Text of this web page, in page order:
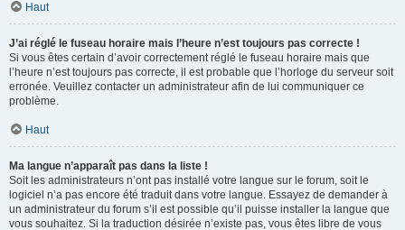
Haut
J’ai réglé le fuseau horaire mais l’heure n’est toujours pas correcte !
Si vous êtes certain d’avoir correctement réglé le fuseau horaire mais que
l’heure n’est toujours pas correcte, il est probable que l’horloge du serveur soit
erronée. Veuillez contacter un administrateur afin de lui communiquer ce
problème.
Haut
Ma langue n’apparaît pas dans la liste !
Soit les administrateurs n’ont pas installé votre langue sur le forum, soit le
logiciel n’a pas encore été traduit dans votre langue. Essayez de demander à
un administrateur du forum s’il est possible qu’il puisse installer la langue que
vous souhaitez. Si la traduction désirée n’existe pas, vous êtes libre de vous